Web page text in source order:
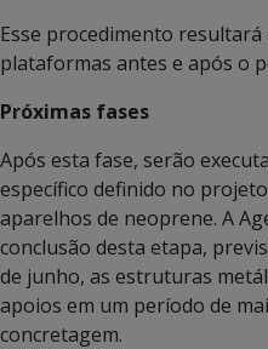
Esse procedimento
plataformas antes e após o
Próximas fases
Após esta fase, serão
específico definido no
aparelhos de neoprene. A
conclusão desta etapa,
de junho, as estruturas
apoios em um período de
concretagem.